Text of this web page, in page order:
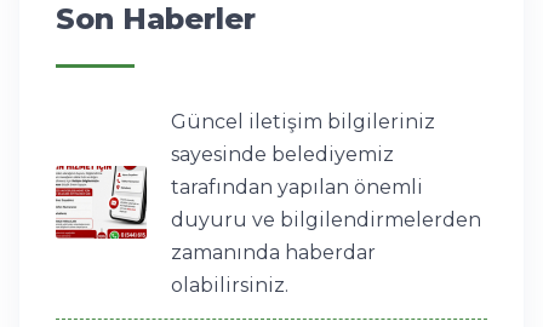
Son Haberler
Güncel iletişim bilgileriniz
sayesinde belediyemiz
tarafından yapılan önemli
duyuru ve bilgilendirmelerden
zamanında haberdar
olabilirsiniz.